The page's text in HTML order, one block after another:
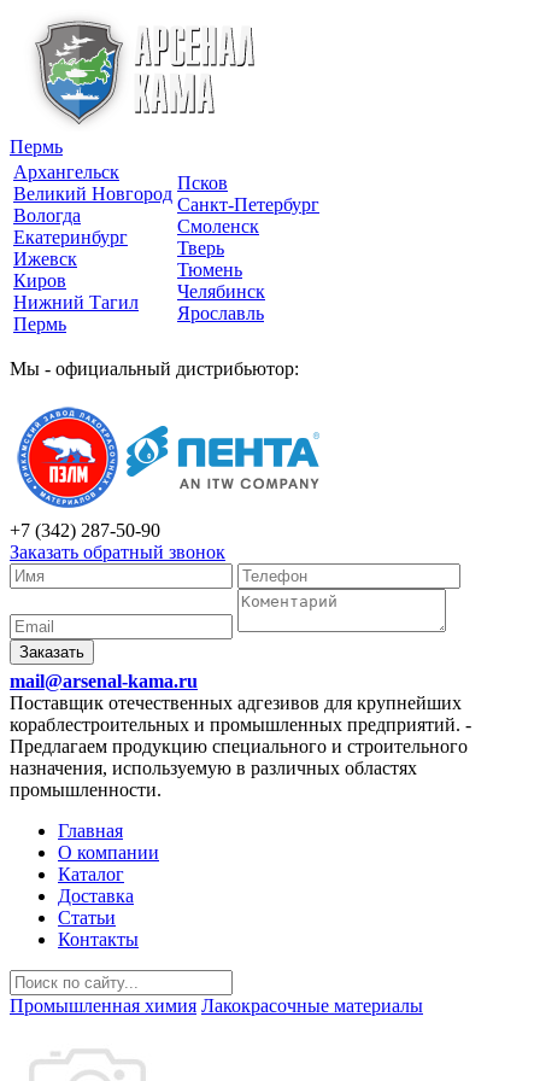
Пермь
Архангельск
Великий Новгород
Вологда
Екатеринбург
Ижевск
Киров
Нижний Тагил
Пермь
Псков
Санкт-Петербург
Смоленск
Тверь
Тюмень
Челябинск
Ярославль
Мы - официальный дистрибьютор:
+7 (342) 287-50-90
Заказать обратный звонок
Заказать
mail@arsenal-kama.ru
Поставщик отечественных адгезивов для крупнейших
кораблестроительных и промышленных предприятий. -
Предлагаем продукцию специального и строительного
назначения, используемую в различных областях
промышленности.
Главная
О компании
Каталог
Доставка
Статьи
Контакты
Промышленная химия Лакокрасочные материалы